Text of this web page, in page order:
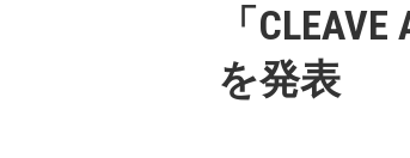
「
を発表